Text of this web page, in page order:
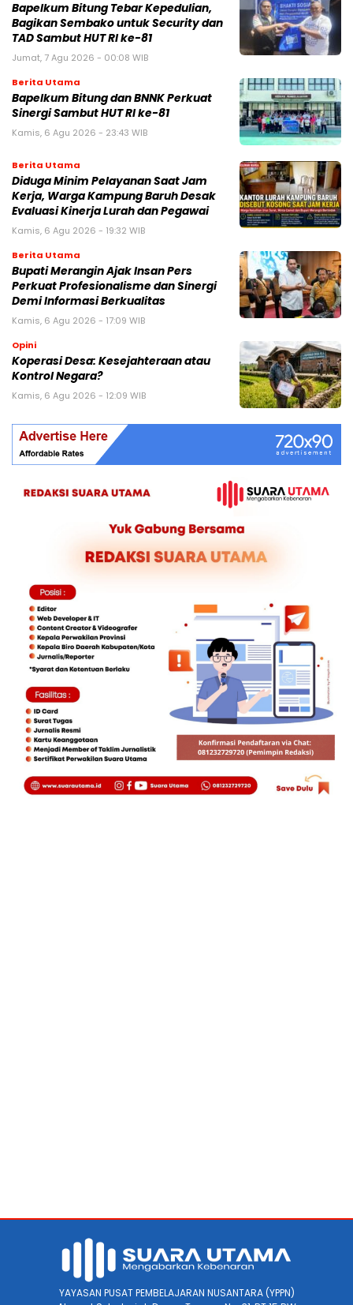
Bapelkum Bitung Tebar Kepedulian,
Bagikan Sembako untuk Security dan
TAD Sambut HUT RI ke-81
Jumat, 7 Agu 2026 - 00:08 WIB
Berita Utama
Bapelkum Bitung dan BNNK Perkuat
Sinergi Sambut HUT RI ke-81
Kamis, 6 Agu 2026 - 23:43 WIB
Berita Utama
Diduga Minim Pelayanan Saat Jam
Kerja, Warga Kampung Baruh Desak
Evaluasi Kinerja Lurah dan Pegawai
Kamis, 6 Agu 2026 - 19:32 WIB
Berita Utama
Bupati Merangin Ajak Insan Pers
Perkuat Profesionalisme dan Sinergi
Demi Informasi Berkualitas
Kamis, 6 Agu 2026 - 17:09 WIB
Opini
Koperasi Desa: Kesejahteraan atau
Kontrol Negara?
Kamis, 6 Agu 2026 - 12:09 WIB
YAYASAN PUSAT PEMBELAJARAN NUSANTARA (YPPN)